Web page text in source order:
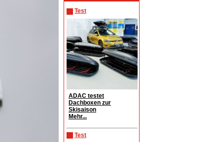
Test
ADAC testet
Dachboxen zur
Skisaison
Mehr...
Test